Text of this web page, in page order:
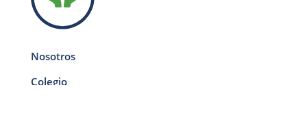
Nosotros
Colegio